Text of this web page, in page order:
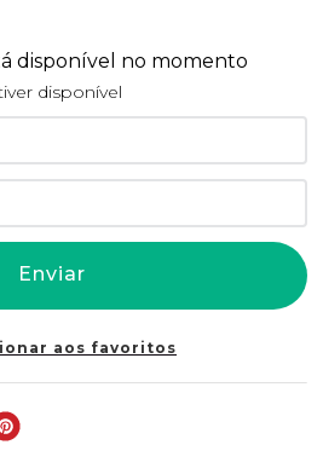
disponível no momento
disponível
Enviar